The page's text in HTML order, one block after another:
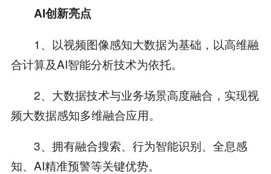
AI创新亮点
1、以视频图像感知大数据为基础，以高维融
合计算及AI智能分析技术为依托。
2、大数据技术与业务场景高度融合，实现视
频大数据感知多维融合应用。
3、拥有融合搜索、行为智能识别、全息感
知、AI精准预警等关键优势。